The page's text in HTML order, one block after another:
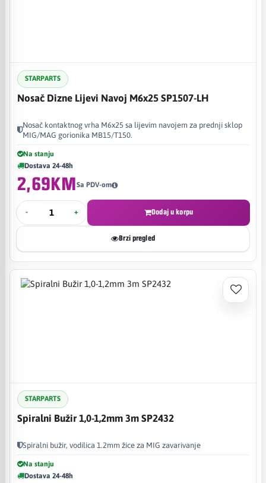
STARPARTS
Nosač Dizne Lijevi Navoj M6x25 SP1507-LH
Nosač kontaktnog vrha M6x25 sa lijevim navojem za prednji sklop
MIG/MAG gorionika MB15/T150.
Na stanju
Dostava 24-48h
2,69KMSa PDV-om
- + Dodaj u korpu
Brzi pregled
STARPARTS
Spiralni Bužir 1,0-1,2mm 3m SP2432
Spiralni bužir, vodilica 1.2mm žice za MIG zavarivanje
Na stanju
Dostava 24-48h